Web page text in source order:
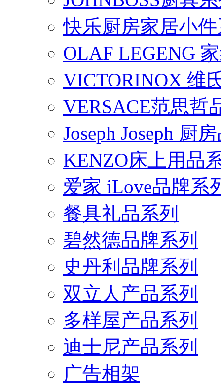
快乐厨房家居小
OLAF LEGENG
VICTORINOX 维
VERSACE范思哲
Joseph Joseph 厨
KENZO床上用品
爱家 iLove品牌系
餐具礼品系列
碧然德品牌系列
史丹利品牌系列
双立人产品系列
多样屋产品系列
迪士尼产品系列
广告相架